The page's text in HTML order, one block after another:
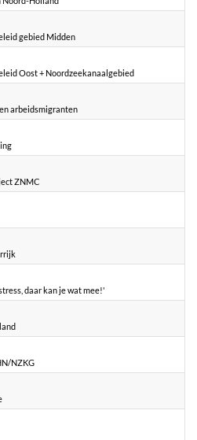
gebied Midden
Oost + Noordzeekanaalgebied
arbeidsmigranten
ZNMC
daar kan je wat mee!'
NZKG